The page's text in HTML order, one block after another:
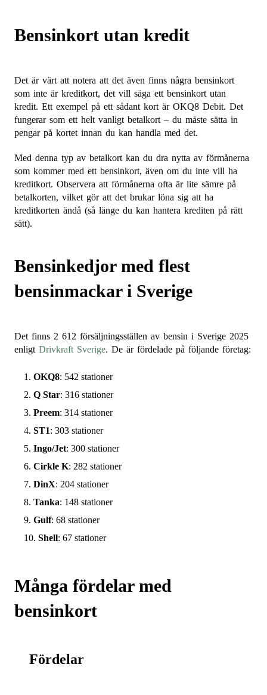
Bensinkort utan kredit
Det är värt att notera att det även finns några bensinkort
som inte är kreditkort, det vill säga ett bensinkort utan
kredit. Ett exempel på ett sådant kort är OKQ8 Debit. Det
fungerar som ett helt vanligt betalkort – du måste sätta in
pengar på kortet innan du kan handla med det.
Med denna typ av betalkort kan du dra nytta av förmånerna
som kommer med ett bensinkort, även om du inte vill ha
kreditkort. Observera att förmånerna ofta är lite sämre på
betalkorten, vilket gör att det brukar löna sig att ha
kreditkorten ändå (så länge du kan hantera krediten på rätt
sätt).
Bensinkedjor med flest
bensinmackar i Sverige
Det finns 2 612 försäljningsställen av bensin i Sverige 2025
enligt Drivkraft Sverige. De är fördelade på följande företag:
OKQ8: 542 stationer
Q Star: 316 stationer
Preem: 314 stationer
ST1: 303 stationer
Ingo/Jet: 300 stationer
Cirkle K: 282 stationer
DinX: 204 stationer
Tanka: 148 stationer
Gulf: 68 stationer
Shell: 67 stationer
Många fördelar med
bensinkort
Fördelar